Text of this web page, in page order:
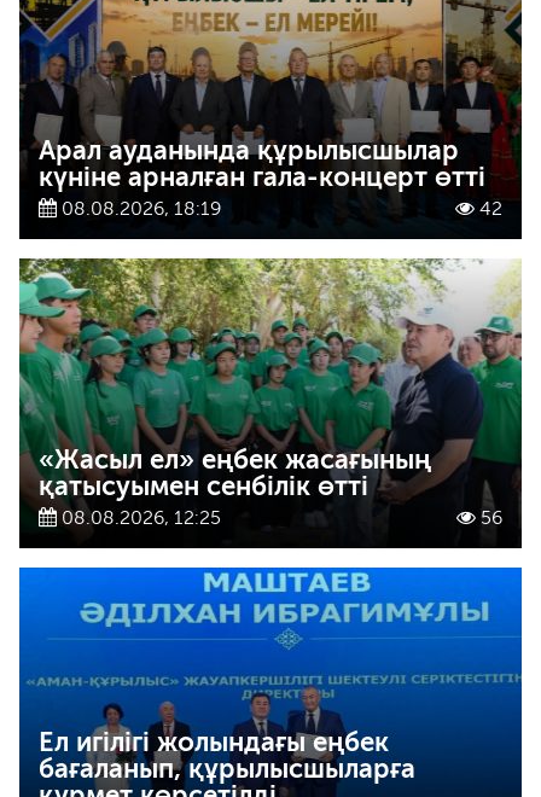
Арал ауданында құрылысшылар
күніне арналған гала-концерт өтті
08.08.2026, 18:19 42
«Жасыл ел» еңбек жасағының
қатысуымен сенбілік өтті
08.08.2026, 12:25 56
Ел игілігі жолындағы еңбек
бағаланып, құрылысшыларға